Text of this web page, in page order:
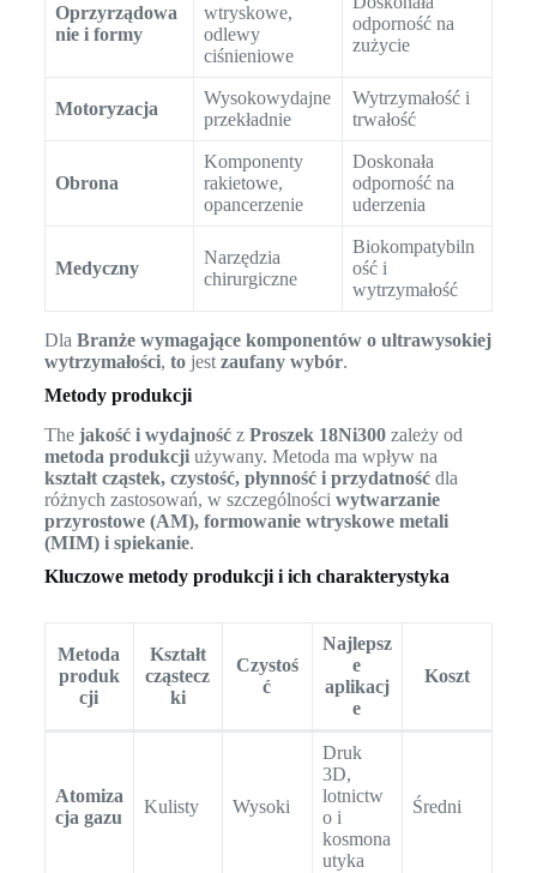
Oprzyrządowa
nie i formy
wtryskowe,
odlewy
ciśnieniowe
odporność na
zużycie
Motoryzacja
Wysokowydajne
przekładnie
Wytrzymałość i
trwałość
Obrona
Komponenty
rakietowe,
opancerzenie
Doskonała
odporność na
uderzenia
Medyczny
Narzędzia
chirurgiczne
Biokompatybiln
ość i
wytrzymałość
Dla Branże wymagające komponentów o ultrawysokiej
wytrzymałości, tojest zaufany wybór.
Metody produkcji
The jakość i wydajnośćz Proszek 18Ni300zależy od
metoda produkcjiużywany. Metoda ma wpływ na
kształt cząstek, czystość, płynność i przydatnośćdla
różnych zastosowań, w szczególności wytwarzanie
przyrostowe (AM), formowanie wtryskowe metali
(MIM) i spiekanie.
Kluczowe metody produkcji i ich charakterystyka
Metoda
produk
cji
Kształt
cząstecz
ki
Czystoś
ć
Najlepsz
e
aplikacj
e
Koszt
Atomiza
cja gazu
Kulisty Wysoki
Druk
3D,
lotnictw
o i
kosmona
utyka
Średni